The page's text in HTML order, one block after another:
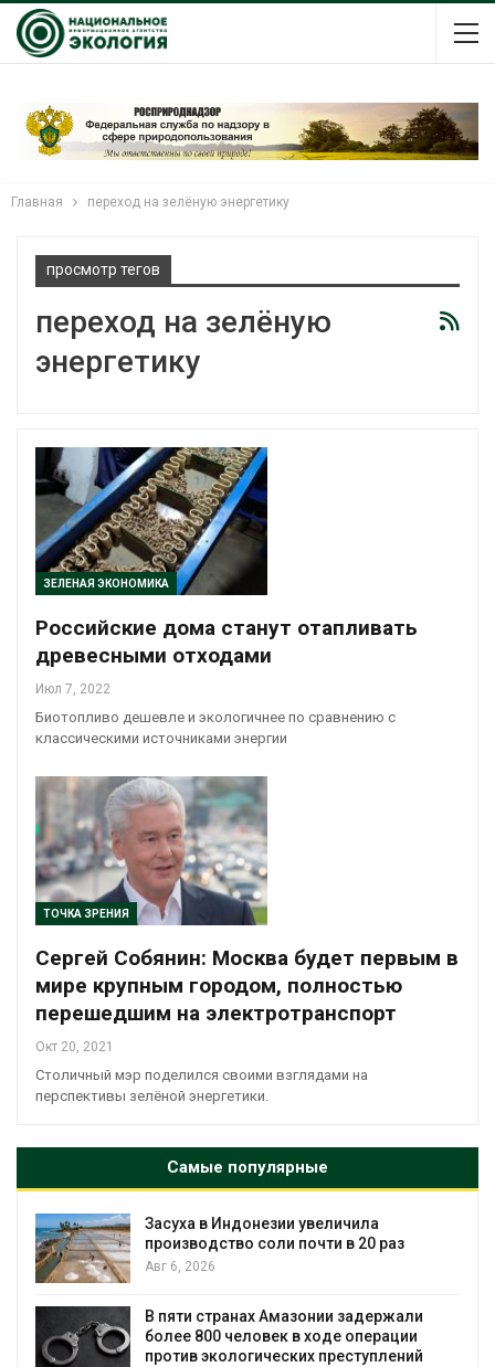
Главная переход на зелёную энергетику
просмотр тегов
переход на зелёную
энергетику
ЗЕЛЕНАЯ ЭКОНОМИКА
Российские дома станут отапливать
древесными отходами
Июл 7, 2022
Биотопливо дешевле и экологичнее по сравнению с
классическими источниками энергии
ТОЧКА ЗРЕНИЯ
Сергей Собянин: Москва будет первым в
мире крупным городом, полностью
перешедшим на электротранспорт
Окт 20, 2021
Столичный мэр поделился своими взглядами на
перспективы зелёной энергетики.
Самые популярные
Засуха в Индонезии увеличила
производство соли почти в 20 раз
Авг 6, 2026
В пяти странах Амазонии задержали
более 800 человек в ходе операции
против экологических преступлений